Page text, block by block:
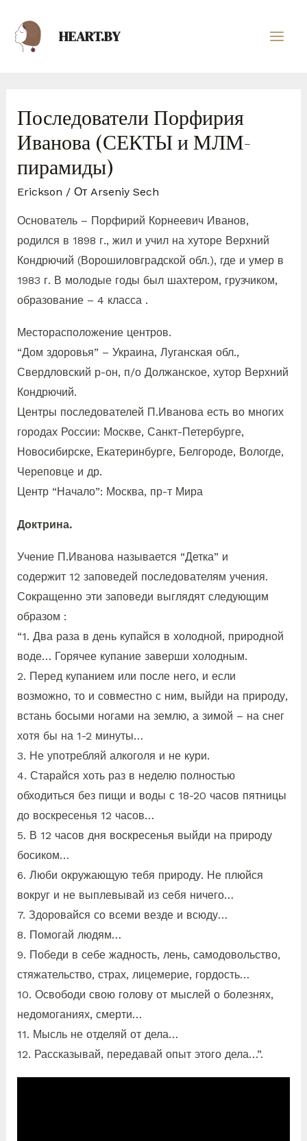
HEART.BY
Последователи Порфирия
Иванова (СЕКТЫ и МЛМ-
пирамиды)
Erickson / От Arseniy Sech
Основатель – Порфирий Корнеевич Иванов,
родился в 1898 г., жил и учил на хуторе Верхний
Кондрючий (Ворошиловградской обл.), где и умер в
1983 г. В молодые годы был шахтером, грузчиком,
образование – 4 класса .
Месторасположение центров.
“Дом здоровья” – Украина, Луганская обл.,
Свердловский р-он, п/о Должанское, хутор Верхний
Кондрючий.
Центры последователей П.Иванова есть во многих
городах России: Москве, Санкт-Петербурге,
Новосибирске, Екатеринбурге, Белгороде, Вологде,
Череповце и др.
Центр “Начало”: Москва, пр-т Мира
Доктрина.
Учение П.Иванова называется “Детка” и
содержит 12 заповедей последователям учения.
Сокращенно эти заповеди выглядят следующим
образом :
“1. Два раза в день купайся в холодной, природной
воде… Горячее купание заверши холодным.
2. Перед купанием или после него, и если
возможно, то и совместно с ним, выйди на природу,
встань босыми ногами на землю, а зимой – на снег
хотя бы на 1-2 минуты…
3. Не употребляй алкоголя и не кури.
4. Старайся хоть раз в неделю полностью
обходиться без пищи и воды с 18-20 часов пятницы
до воскресенья 12 часов…
5. В 12 часов дня воскресенья выйди на природу
босиком…
6. Люби окружающую тебя природу. Не плюйся
вокруг и не выплевывай из себя ничего…
7. Здоровайся со всеми везде и всюду…
8. Помогай людям…
9. Победи в себе жадность, лень, самодовольство,
стяжательство, страх, лицемерие, гордость…
10. Освободи свою голову от мыслей о болезнях,
недомоганиях, смерти…
11. Мысль не отделяй от дела…
12. Рассказывай, передавай опыт этого дела…”.